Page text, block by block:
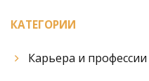
КАТЕГОРИИ
Карьера и профессии